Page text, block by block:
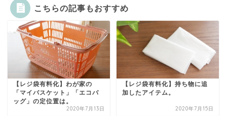
こちらの記事もおすすめ
【レジ袋有料化】わが家の
「マイバスケット」「エコバ
ッグ」の定位置は。
2020年7月13日
【レジ袋有料化】持ち物に追
加したアイテム。
2020年7月15日